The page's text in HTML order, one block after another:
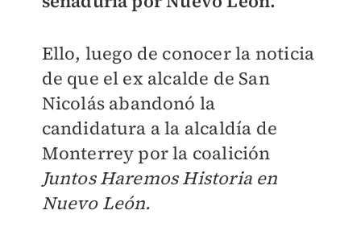
Ello, luego de conocer la noticia
de que el ex alcalde de San
Nicolás abandonó la
candidatura a la alcaldía de
Monterrey por la coalición
Juntos Haremos Historia en
Nuevo León.